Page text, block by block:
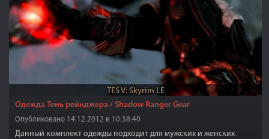
TES V: Skyrim LE
Одежда Тень рейнджера / Shadow Ranger Gear
Опубликовано 14.12.2012 в 10:38:40
Данный комплект одежды подходит для мужских и женских